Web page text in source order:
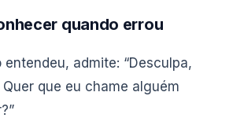
quando errou
entendeu, admite: “Desculpa,
que eu chame alguém